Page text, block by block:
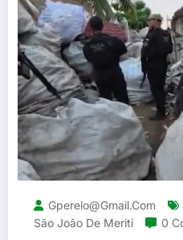
Gperelo@gmail.com
São João De Meriti
0